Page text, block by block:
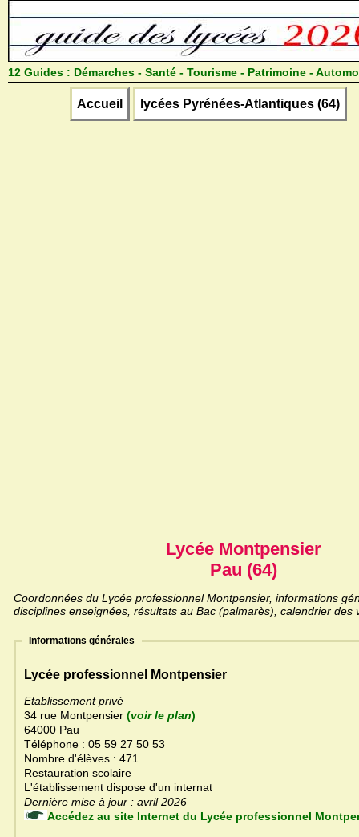
12 Guides : Démarches - Santé - Tourisme - Patrimoine -
Accueil lycées Pyrénées-Atlantiques (64)
Lycée Montpensier
Pau (64)
Coordonnées du Lycée professionnel Montpensier, informations
disciplines enseignées, résultats au Bac (palmarès), calendrier des
Informations générales
Lycée professionnel Montpensier
Etablissement privé
34 rue Montpensier (voir le plan)
64000 Pau
Téléphone : 05 59 27 50 53
Nombre d'élèves : 471
Restauration scolaire
L'établissement dispose d'un internat
Dernière mise à jour : avril 2026
Accédez au site Internet du Lycée professionnel